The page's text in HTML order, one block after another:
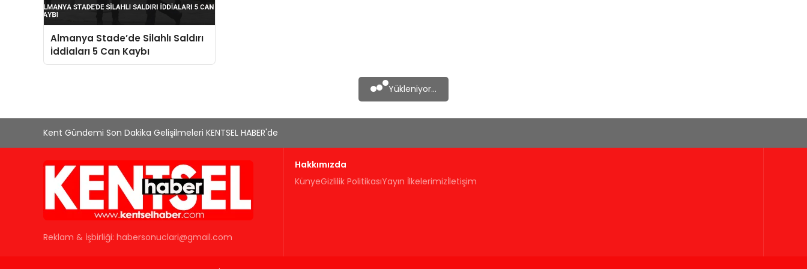
Almanya Stade’de Silahlı Saldırı
İddiaları 5 Can Kaybı
Yükleniyor...
Kent Gündemi Son Dakika Gelişilmeleri KENTSEL HABER'de
Reklam & İşbirliği: habersonuclari@gmail.com
Hakkımızda
KünyeGizlilik PolitikasıYayın İlkelerimizİletişim